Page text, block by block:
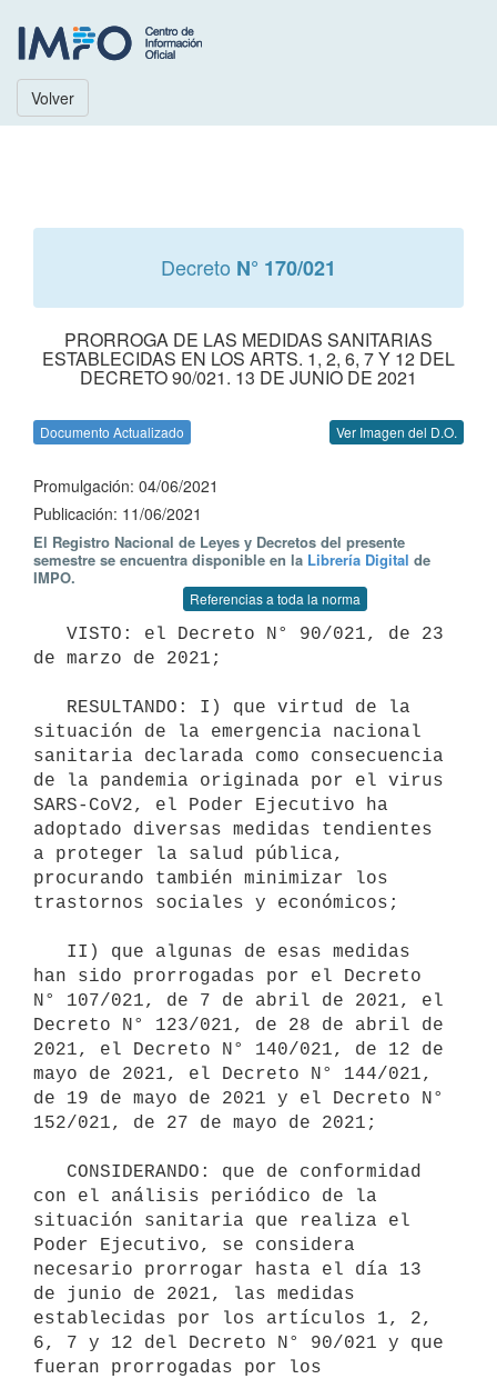
Volver
Decreto N° 170/021
PRORROGA DE LAS MEDIDAS SANITARIAS
ESTABLECIDAS EN LOS ARTS. 1, 2, 6, 7 Y 12 DEL
DECRETO 90/021. 13 DE JUNIO DE 2021
Documento Actualizado Ver Imagen del D.O.
Promulgación: 04/06/2021
Publicación: 11/06/2021
El Registro Nacional de Leyes y Decretos del presente
semestre se encuentra disponible en la Librería Digital de
IMPO.
Referencias a toda la norma
de marzo de 2021;
situación de la emergencia nacional
sanitaria declarada como consecuencia
de la pandemia originada por el virus
SARS-CoV2, el Poder Ejecutivo ha
adoptado diversas medidas tendientes
a proteger la salud pública,
procurando también minimizar los
trastornos sociales y económicos;
han sido prorrogadas por el Decreto
N° 107/021, de 7 de abril de 2021, el
Decreto N° 123/021, de 28 de abril de
2021, el Decreto N° 140/021, de 12 de
mayo de 2021, el Decreto N° 144/021,
de 19 de mayo de 2021 y el Decreto N°
152/021, de 27 de mayo de 2021;
con el análisis periódico de la
situación sanitaria que realiza el
Poder Ejecutivo, se considera
necesario prorrogar hasta el día 13
de junio de 2021, las medidas
establecidas por los artículos 1, 2,
6, 7 y 12 del Decreto N° 90/021 y que
fueran prorrogadas por los